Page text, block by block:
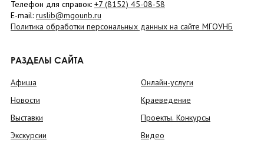
Телефон для справок: +7 (8152) 45-08-58
E-mail: ruslib@mgounb.ru
Политика обработки персональных данных на сайте МГОУНБ
РАЗДЕЛЫ САЙТА
Афиша
Новости
Выставки
Экскурсии
Онлайн-услуги
Краеведение
Проекты. Конкурсы
Видео